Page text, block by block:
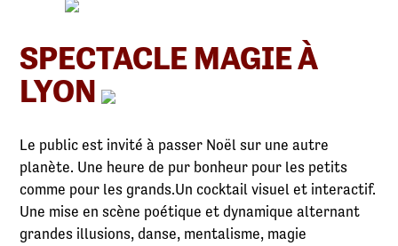
SPECTACLE MAGIE À
LYON
Le public est invité à passer Noël sur une autre
planète. Une heure de pur bonheur pour les petits
comme pour les grands.Un cocktail visuel et interactif.
Une mise en scène poétique et dynamique alternant
grandes illusions, danse, mentalisme, magie